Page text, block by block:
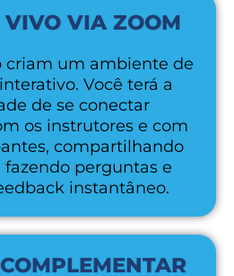
VIA ZOOM
criam um ambiente de
Você terá a
de se conectar
os instrutores e com
compartilhando
fazendo perguntas e
instantâneo.